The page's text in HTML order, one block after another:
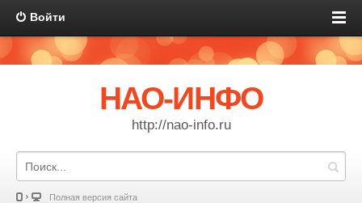
Войти
НАО-ИНФО
http://nao-info.ru
Полная версия сайта